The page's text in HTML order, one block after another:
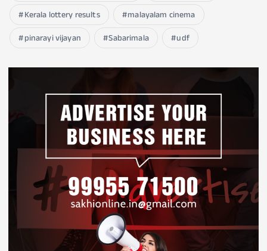
Kerala lottery results
malayalam cinema
pinarayi vijayan
Sabarimala udf